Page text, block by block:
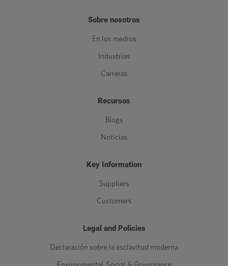
Sobre nosotros
En los medios
Industrias
Carreras
Recursos
Blogs
Noticias
Key Information
Suppliers
Customers
Legal and Policies
Declaración sobre la esclavitud moderna